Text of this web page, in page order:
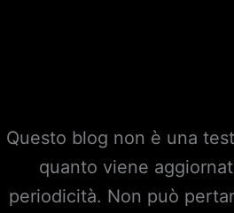
Questo blog non è una
quanto viene
periodicità. Non può